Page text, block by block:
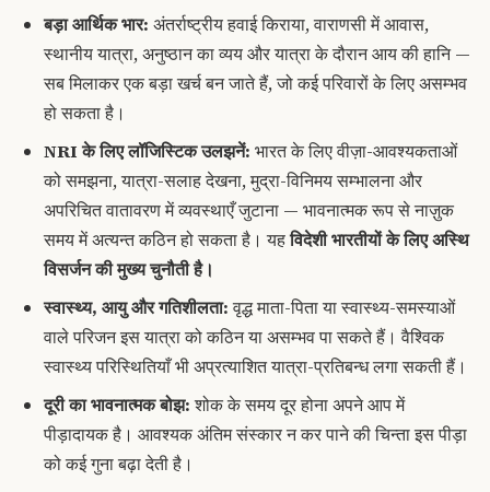
बड़ा आर्थिक भार: अंतर्राष्ट्रीय हवाई किराया, वाराणसी में आवास,
स्थानीय यात्रा, अनुष्ठान का व्यय और यात्रा के दौरान आय की हानि —
सब मिलाकर एक बड़ा खर्च बन जाते हैं, जो कई परिवारों के लिए असम्भव
हो सकता है।
NRI के लिए लॉजिस्टिक उलझनें: भारत के लिए वीज़ा-आवश्यकताओं
को समझना, यात्रा-सलाह देखना, मुद्रा-विनिमय सम्भालना और
अपरिचित वातावरण में व्यवस्थाएँ जुटाना — भावनात्मक रूप से नाज़ुक
समय में अत्यन्त कठिन हो सकता है। यहविदेशी भारतीयों के लिए अस्थि
विसर्जन की मुख्य चुनौती है।
स्वास्थ्य, आयु और गतिशीलता:वृद्ध माता-पिता या स्वास्थ्य-समस्याओं
वाले परिजन इस यात्रा को कठिन या असम्भव पा सकते हैं। वैश्विक
स्वास्थ्य परिस्थितियाँ भी अप्रत्याशित यात्रा-प्रतिबन्ध लगा सकती हैं।
दूरी का भावनात्मक बोझ:शोक के समय दूर होना अपने आप में
पीड़ादायक है। आवश्यक अंतिम संस्कार न कर पाने की चिन्ता इस पीड़ा
को कई गुना बढ़ा देती है।